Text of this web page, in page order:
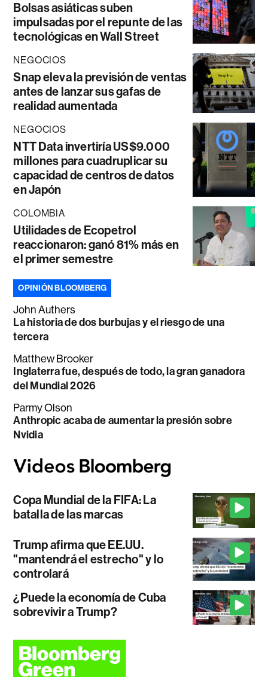
Bolsas asiáticas suben
impulsadas por el repunte de las
tecnológicas en Wall Street
NEGOCIOS
Snap eleva la previsión de ventas
antes de lanzar sus gafas de
realidad aumentada
NEGOCIOS
NTT Data invertiría US$9.000
millones para cuadruplicar su
capacidad de centros de datos
en Japón
COLOMBIA
Utilidades de Ecopetrol
reaccionaron: ganó 81% más en
el primer semestre
OPINIÓN BLOOMBERG
John Authers
La historia de dos burbujas y el riesgo de una
tercera
Matthew Brooker
Inglaterra fue, después de todo, la gran ganadora
del Mundial 2026
Parmy Olson
Anthropic acaba de aumentar la presión sobre
Nvidia
Copa Mundial de la FIFA: La
batalla de las marcas
Trump afirma que EE.UU.
"mantendrá el estrecho" y lo
controlará
¿Puede la economía de Cuba
sobrevivir a Trump?